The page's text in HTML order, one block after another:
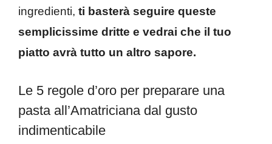
ingredienti, ti basterà seguire queste
semplicissime dritte e vedrai che il tuo
piatto avrà tutto un altro sapore.
Le 5 regole d’oro per preparare una
pasta all’Amatriciana dal gusto
indimenticabile